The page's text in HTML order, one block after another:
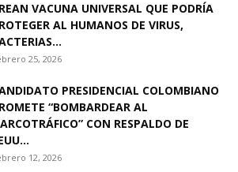
VACUNA UNIVERSAL QUE PODRÍA
AL HUMANOS DE VIRUS,
25, 2026
PRESIDENCIAL COLOMBIANO
“BOMBARDEAR AL
CON RESPALDO DE
12, 2026